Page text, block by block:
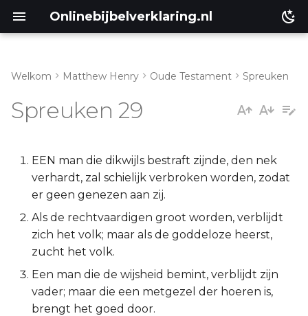
Onlinebijbelverklaring.nl
Spreuken 29:3
Spreuken 29:4
Spreuken 29:5
Spreuken 29:6
Spreuken 29:8
Markus
Lukas
Johannes
Handelingen
1 Korinthe
Welkom Matthew Henry Oude Testament Spreuken
Spreuken 29
EEN man die dikwijls bestraft zijnde, den nek
verhardt, zal schielijk verbroken worden, zodat
er geen genezen aan zij.
Als de rechtvaardigen groot worden, verblijdt
zich het volk; maar als de goddeloze heerst,
zucht het volk.
Een man die de wijsheid bemint, verblijdt zijn
vader; maar die een metgezel der hoeren is,
brengt het goed door.